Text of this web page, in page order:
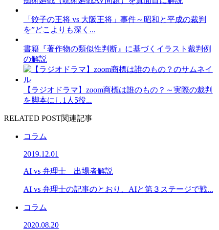
「餃子の王将 vs 大阪王将」事件～昭和と平成の裁判
を”どこよりも深く...
書籍『著作物の類似性判断』に基づくイラスト裁判例
の解説
【ラジオドラマ】zoom商標は誰のもの？～実際の裁判
を脚本にし1人5役...
RELATED POST関連記事
コラム
2019.12.01
AI vs 弁理士 出場者解説
AI vs 弁理士の記事のとおり、AIと第３ステージで戦...
コラム
2020.08.20